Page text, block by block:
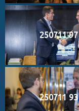
250711 97
250711 93